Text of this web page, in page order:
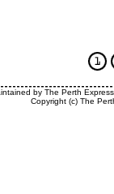
by The Perth
Copyright (c) The